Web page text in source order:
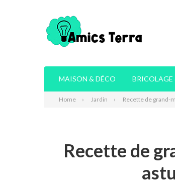
MAISON & DÉCO
Home Jardin Recette de grand-
Recette de